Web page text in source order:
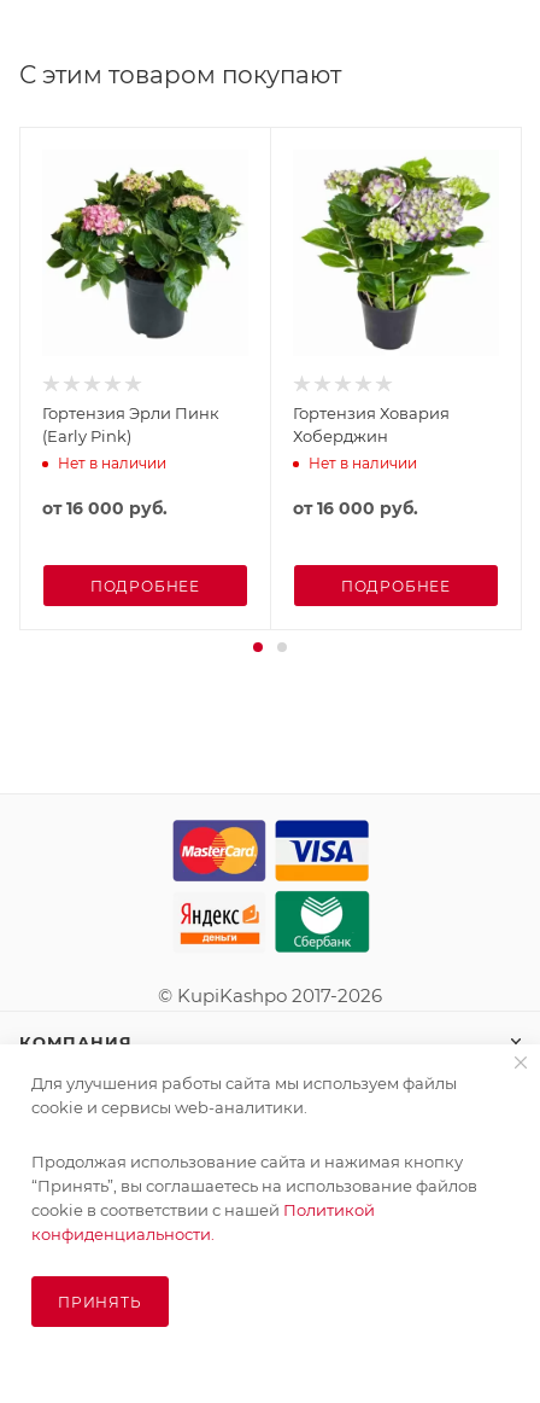
С этим товаром покупают
Гортензия Эрли Пинк
(Early Pink)
Нет в наличии
от16 000 руб.
ПОДРОБНЕЕ
Гортензия Ховария
Хоберджин
Нет в наличии
от16 000 руб.
ПОДРОБНЕЕ
© KupiKashpo 2017-2026
КОМПАНИЯ
ИНФОРМАЦИЯ
ПОМОЩЬ
ПОДПИСАТЬСЯ НА РАССЫЛКУ
Для улучшения работы сайта мы используем файлы
cookie и сервисы web-аналитики.
Продолжая использование сайта и нажимая кнопку
“Принять”, вы соглашаетесь на использование файлов
cookie в соответствии с нашей Политикой
конфиденциальности.
ПРИНЯТЬ